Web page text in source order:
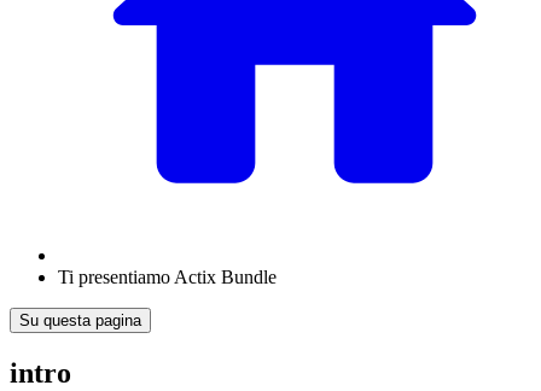
Ti presentiamo Actix Bundle
Su questa pagina
intro